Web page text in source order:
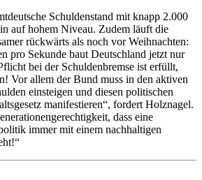
Schuldenstand mit knapp 2.000
auf hohem Niveau. Zudem läuft die
rückwärts als noch vor Weihnachten:
pro Sekunde baut Deutschland jetzt nur
bei der Schuldenbremse ist erfüllt,
Vor allem der Bund muss in den aktiven
einsteigen und diesen politischen
manifestieren“, fordert Holznagel.
dass eine
immer mit einem nachhaltigen